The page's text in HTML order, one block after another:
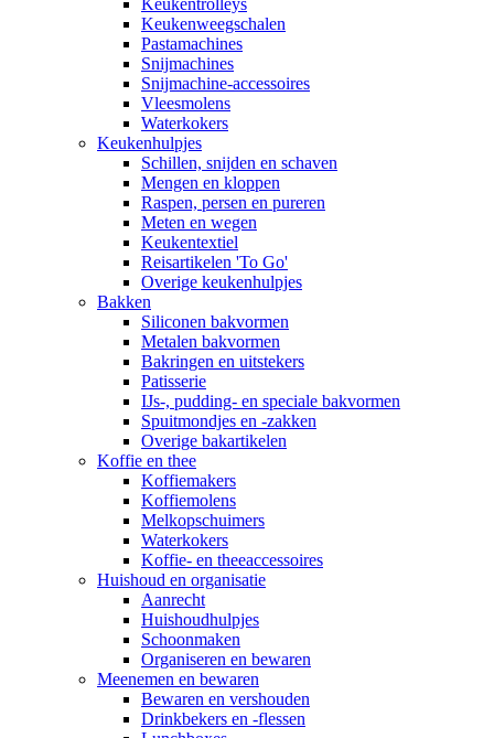
Keukentrolleys
Keukenweegschalen
Pastamachines
Snijmachines
Snijmachine-accessoires
Vleesmolens
Waterkokers
Keukenhulpjes
Schillen, snijden en schaven
Mengen en kloppen
Raspen, persen en pureren
Meten en wegen
Keukentextiel
Reisartikelen 'To Go'
Overige keukenhulpjes
Bakken
Siliconen bakvormen
Metalen bakvormen
Bakringen en uitstekers
Patisserie
IJs-, pudding- en speciale bakvormen
Spuitmondjes en -zakken
Overige bakartikelen
Koffie en thee
Koffiemakers
Koffiemolens
Melkopschuimers
Waterkokers
Koffie- en theeaccessoires
Huishoud en organisatie
Aanrecht
Huishoudhulpjes
Schoonmaken
Organiseren en bewaren
Meenemen en bewaren
Bewaren en vershouden
Drinkbekers en -flessen